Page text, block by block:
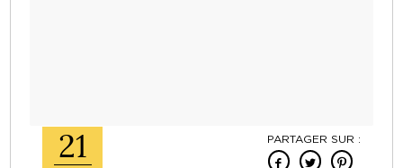
21 PARTAGER SUR :